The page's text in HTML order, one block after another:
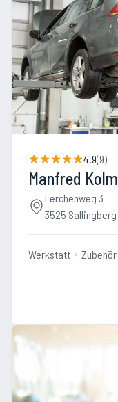
4.9(9)
Manfred Kolm
Lerchenweg 3
3525 Sallingberg
Werkstatt Zubehör